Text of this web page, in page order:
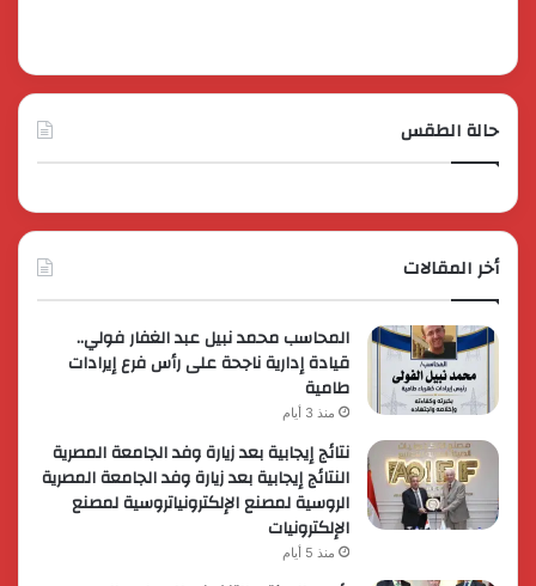
حالة الطقس
أخر المقالات
المحاسب محمد نبيل عبد الغفار فولي..
قيادة إدارية ناجحة على رأس فرع إيرادات
طامية
منذ 3 أيام
نتائج إيجابية بعد زيارة وفد الجامعة المصرية
النتائج إيجابية بعد زيارة وفد الجامعة المصرية
الروسية لمصنع الإلكترونياتروسية لمصنع
الإلكترونيات
منذ 5 أيام